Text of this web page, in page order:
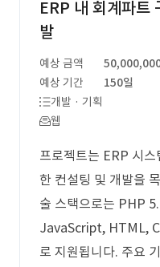
ERP 내 회계파트
발
예상 금액
예상 기간
150일
개발 · 기획
웹
프로젝트는 ERP 시스
한 컨설팅 및 개발을
술 스택으로는 PHP
JavaScript, HTML,
로 지원됩니다. 주요